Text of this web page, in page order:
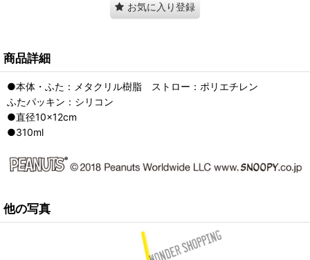
お気に入り登録
商品詳細
●本体・ふた：メタクリル樹脂 ストロー：ポリエチレン
ふたパッキン：シリコン
●直径10×12cm
●310ml
他の写真